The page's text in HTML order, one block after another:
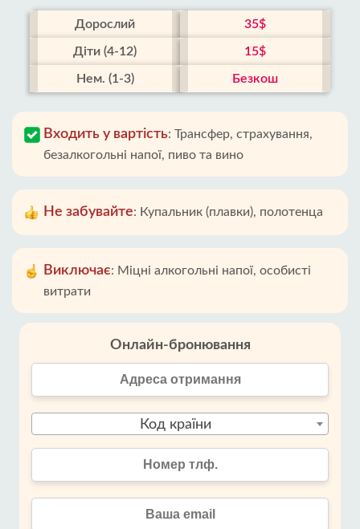
Дорослий 35$
Діти (4-12) 15$
Нем. (1-3) Безкош
Входить у вартість: Трансфер, страхування,
безалкогольні напої, пиво та вино
Не забувайте: Купальник (плавки), полотенца
Виключає: Міцні алкогольні напої, особисті
витрати
Онлайн-бронювання
Код країни